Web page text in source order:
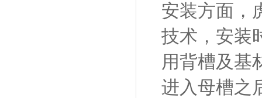
安装方面，
技术，安装
用背槽及基
进入母槽之